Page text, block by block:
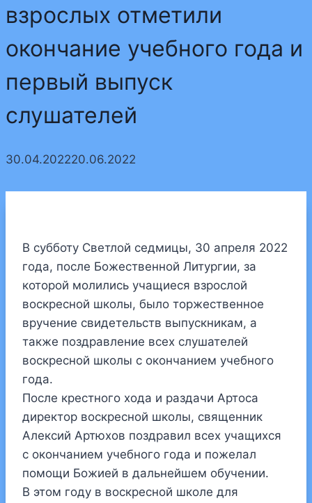
взрослых отметили
окончание учебного года и
первый выпуск
слушателей
30.04.202220.06.2022
В субботу Светлой седмицы, 30 апреля 2022
года, после Божественной Литургии, за
которой молились учащиеся взрослой
воскресной школы, было торжественное
вручение свидетельств выпускникам, а
также поздравление всех слушателей
воскресной школы с окончанием учебного
года.
После крестного хода и раздачи Артоса
директор воскресной школы, священник
Алексий Артюхов поздравил всех учащихся
с окончанием учебного года и пожелал
помощи Божией в дальнейшем обучении.
В этом году в воскресной школе для